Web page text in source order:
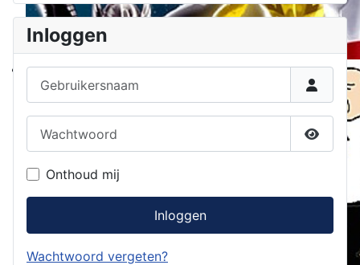
Inloggen
Toon
Onthoud mij
Inloggen
Wachtwoord vergeten?